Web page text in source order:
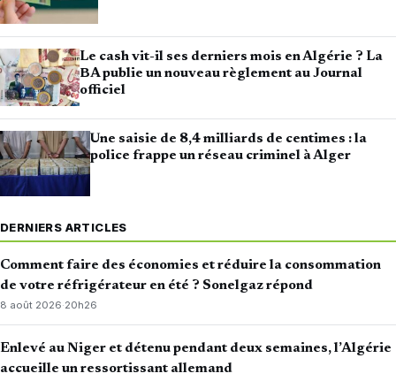
Le cash vit-il ses derniers mois en Algérie ? La
BA publie un nouveau règlement au Journal
officiel
Une saisie de 8,4 milliards de centimes : la
police frappe un réseau criminel à Alger
DERNIERS ARTICLES
Comment faire des économies et réduire la consommation
de votre réfrigérateur en été ? Sonelgaz répond
8 août 2026·20h26
Enlevé au Niger et détenu pendant deux semaines, l’Algérie
accueille un ressortissant allemand